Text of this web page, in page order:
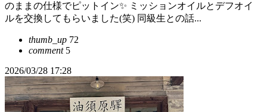
のままの仕様でピットイン✨ ミッションオイルとデフオイ
ルを交換してもらいました(笑) 同級生との話...
thumb_up 72
comment5
2026/03/28 17:28